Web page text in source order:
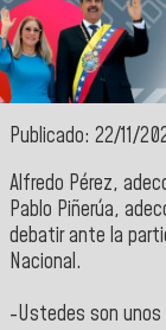
Publicado: 22/11/
Alfredo Pérez,
Pablo Piñerúa,
debatir ante la
Nacional.
-Ustedes son unos